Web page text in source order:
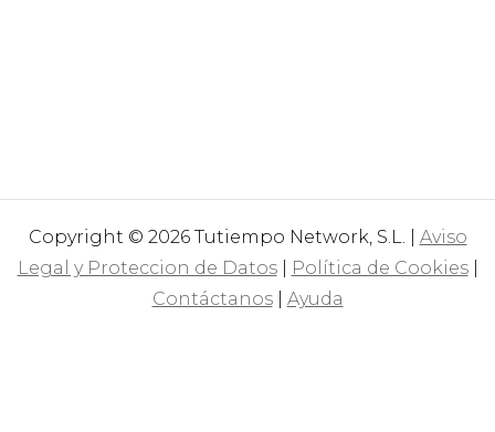
Copyright © 2026 Tutiempo Network, S.L. | Aviso
Legal y Proteccion de Datos| Política de Cookies|
Contáctanos| Ayuda